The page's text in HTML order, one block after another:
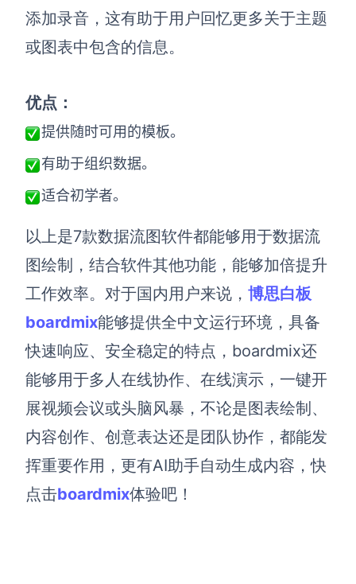
添加录音，这有助于用户回忆更多关于主题
或图表中包含的信息。
优点：
提供随时可用的模板。
有助于组织数据。
适合初学者。
以上是7款数据流图软件都能够用于数据流
图绘制，结合软件其他功能，能够加倍提升
工作效率。对于国内用户来说， 博思白板
boardmix能够提供全中文运行环境，具备
快速响应、安全稳定的特点，boardmix还
能够用于多人在线协作、在线演示，一键开
展视频会议或头脑风暴，不论是图表绘制、
内容创作、创意表达还是团队协作，都能发
挥重要作用，更有AI助手自动生成内容，快
点击boardmix体验吧！